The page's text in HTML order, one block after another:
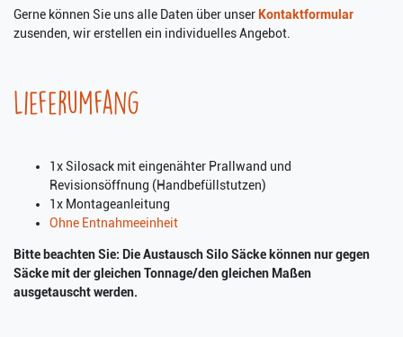
Gerne können Sie uns alle Daten über unser Kontaktformular
zusenden, wir erstellen ein individuelles Angebot.
Lieferumfang
1x Silosack mit eingenähter Prallwand und
Revisionsöffnung (Handbefüllstutzen)
1x Montageanleitung
Ohne Entnahmeeinheit
Bitte beachten Sie: Die Austausch Silo Säcke können nur gegen
Säcke mit der gleichen Tonnage/den gleichen Maßen
ausgetauscht werden.